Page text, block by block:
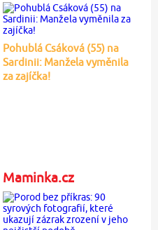
Pohublá Csáková (55) na
Sardinii: Manžela vyměnila
za zajíčka!
Maminka.cz